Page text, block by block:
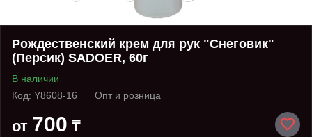
Рождественский крем для рук "Снеговик"
(Персик) SADOER, 60г
В наличии
Код: Y8608-16
Опт и розница
от 700 ₸